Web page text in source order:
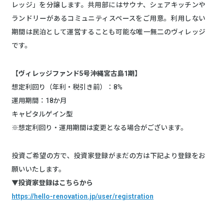
レッジ」を分譲します。共用部にはサウナ、シェアキッチンや
ランドリーがあるコミュニティスペースをご用意。利用しない
期間は民泊として運営することも可能な唯一無二のヴィレッジ
です。
【ヴィレッジファンド5号沖縄宮古島1期】
想定利回り（年利・税引き前）：8%
運用期間：18か月
キャピタルゲイン型
※想定利回り・運用期間は変更となる場合がございます。
投資ご希望の方で、投資家登録がまだの方は下記より登録をお
願いいたします。
▼投資家登録はこちらから
https://hello-renovation.jp/user/registration